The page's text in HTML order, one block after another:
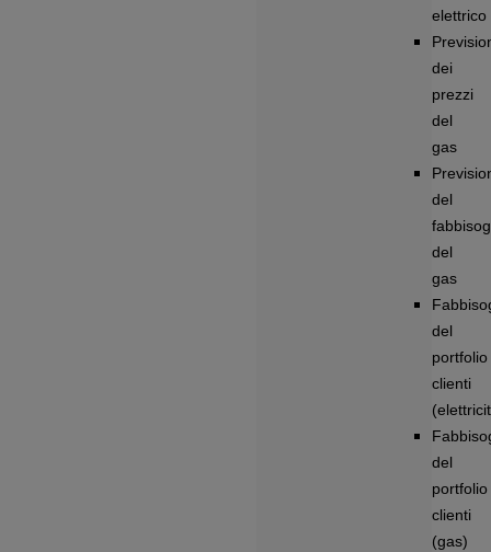
elettrico
dei
prezzi
del
gas
del
del
gas
del
portfolio
clienti
del
portfolio
clienti
(gas)